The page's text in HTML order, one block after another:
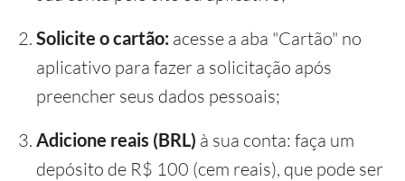
Solicite o cartão: acesse a aba "Cartão" no
aplicativo para fazer a solicitação após
preencher seus dados pessoais;
Adicione reais (BRL) à sua conta: faça um
depósito de R$ 100 (cem reais), que pode ser